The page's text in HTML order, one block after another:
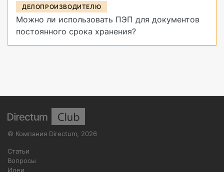
ДЕЛОПРОИЗВОДИТЕЛЮ
Можно ли использовать ПЭП для документов
постоянного срока хранения?
© Компания Directum 2026
Статьи
Вопросы
Идеи